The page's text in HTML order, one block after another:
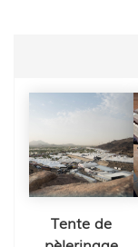
Tente de